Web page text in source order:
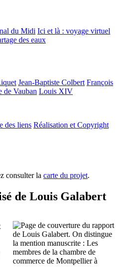
du Midi Ici et là : voyage virtuel
des eaux
Jean-Baptiste Colbert François
de Vauban Louis XIV
des liens Réalisation et Copyright
consulter la carte du projet.
de Louis Galabert